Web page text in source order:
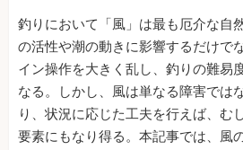
釣りにおいて「風」は最も厄介な自
の活性や潮の動きに影響するだけで
イン操作を大きく乱し、釣りの難易
なる。しかし、風は単なる障害では
り、状況に応じた工夫を行えば、む
要素にもなり得る。本記事では、風